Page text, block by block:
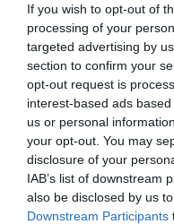
If you wish to opt-out of
processing of your
targeted advertising by
section to confirm your
opt-out request is
interest-based ads
us or personal
your opt-out. You may
disclosure of your
IAB’s list of downstream
also be disclosed by us
Downstream Participants